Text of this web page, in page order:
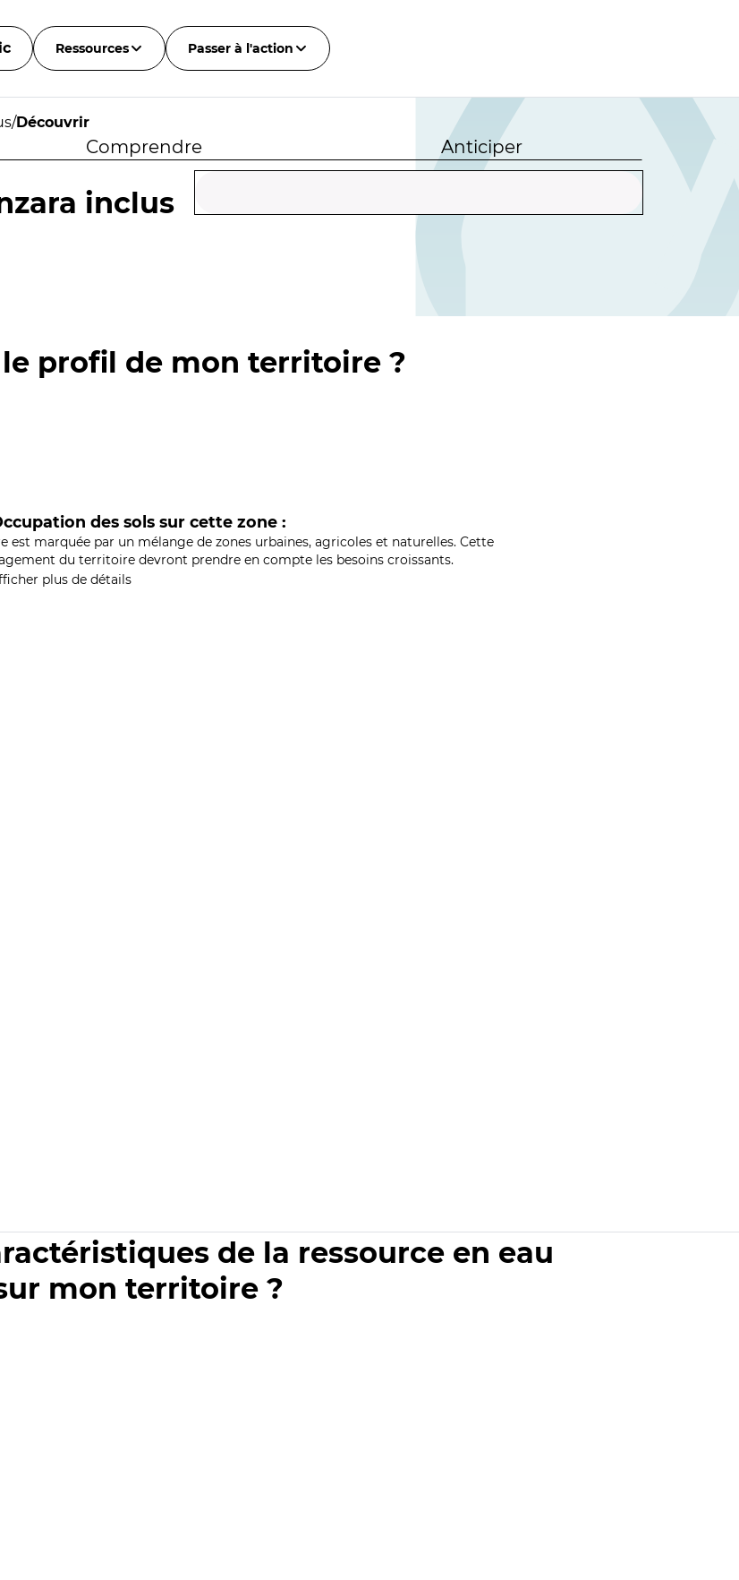
Ressources Passer à l'action
/Découvrir
Comprendre Anticiper
inclus
profil de mon territoire ?
des sols sur cette zone :
est marquée par un mélange de zones urbaines, agricoles et naturelles. Cette
du territoire devront prendre en compte les besoins croissants.
plus de détails
de la ressource en eau
mon territoire ?